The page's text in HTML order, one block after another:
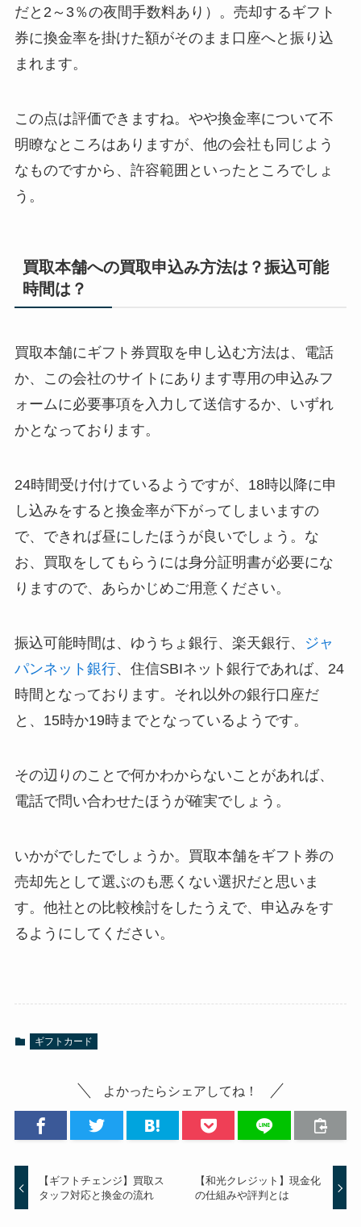
だと2～3％の夜間手数料あり）。売却するギフト
券に換金率を掛けた額がそのまま口座へと振り込
まれます。
この点は評価できますね。やや換金率について不
明瞭なところはありますが、他の会社も同じよう
なものですから、許容範囲といったところでしょ
う。
買取本舗への買取申込み方法は？振込可能
時間は？
買取本舗にギフト券買取を申し込む方法は、電話
か、この会社のサイトにあります専用の申込みフ
ォームに必要事項を入力して送信するか、いずれ
かとなっております。
24時間受け付けているようですが、18時以降に申
し込みをすると換金率が下がってしまいますの
で、できれば昼にしたほうが良いでしょう。な
お、買取をしてもらうには身分証明書が必要にな
りますので、あらかじめご用意ください。
振込可能時間は、ゆうちょ銀行、楽天銀行、
ジャ
パンネット銀行、住信SBIネット銀行であれば、24
時間となっております。それ以外の銀行口座だ
と、15時か19時までとなっているようです。
その辺りのことで何かわからないことがあれば、
電話で問い合わせたほうが確実でしょう。
いかがでしたでしょうか。買取本舗をギフト券の
売却先として選ぶのも悪くない選択だと思いま
す。他社との比較検討をしたうえで、申込みをす
るようにしてください。
ギフトカード
よかったらシェアしてね！
【ギフトチェンジ】買取ス
タッフ対応と換金の流れ
【和光クレジット】現金化
の仕組みや評判とは